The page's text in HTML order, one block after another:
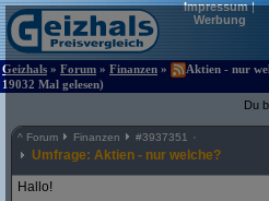
Impressum|
Werbung
Geizhals » Forum » Finanzen »
Aktien - nur
19032 Mal gelesen)
Du
^ Forum Finanzen #3937351
Umfrage: Aktien - nur welche?
Hallo!